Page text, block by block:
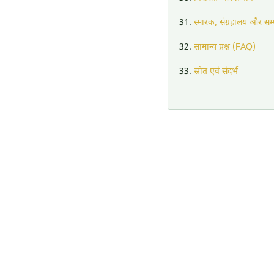
स्मारक, संग्रहालय और
सामान्य प्रश्न (FAQ)
स्रोत एवं संदर्भ